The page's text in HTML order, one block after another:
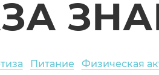
Питание Физическая